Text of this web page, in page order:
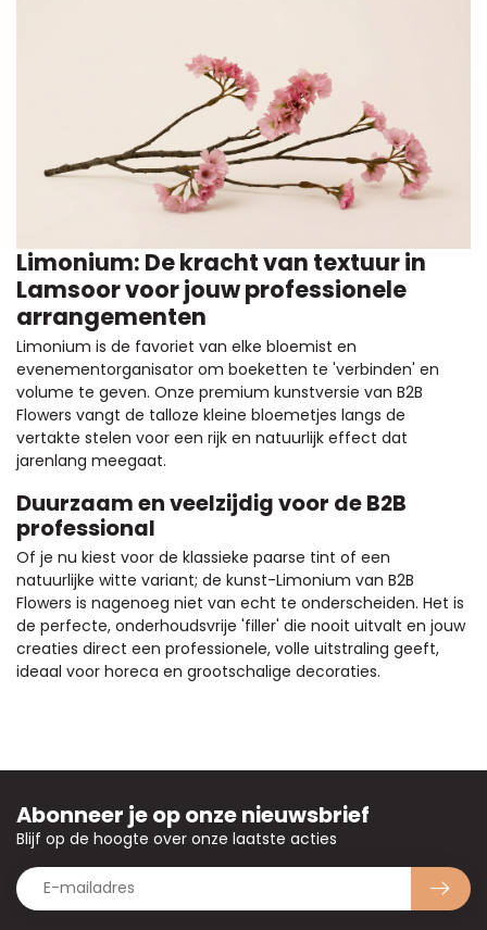
Limonium: De kracht van textuur in
Lamsoor voor jouw professionele
arrangementen
Limonium is de favoriet van elke bloemist en
evenementorganisator om boeketten te 'verbinden' en
volume te geven. Onze premium kunstversie van B2B
Flowers vangt de talloze kleine bloemetjes langs de
vertakte stelen voor een rijk en natuurlijk effect dat
jarenlang meegaat.
Duurzaam en veelzijdig voor de B2B
professional
Of je nu kiest voor de klassieke paarse tint of een
natuurlijke witte variant; de kunst-Limonium van B2B
Flowers is nagenoeg niet van echt te onderscheiden. Het is
de perfecte, onderhoudsvrije 'filler' die nooit uitvalt en jouw
creaties direct een professionele, volle uitstraling geeft,
ideaal voor horeca en grootschalige decoraties.
Abonneer je op onze nieuwsbrief
Blijf op de hoogte over onze laatste acties